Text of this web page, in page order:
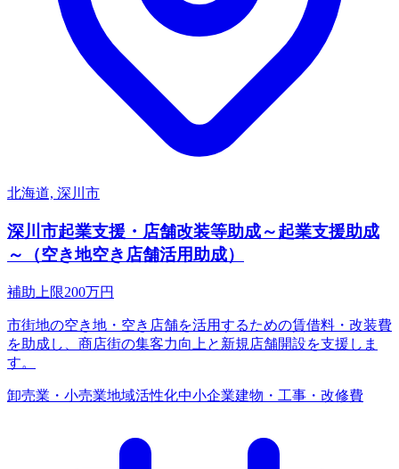
北海道, 深川市
深川市起業支援・店舗改装等助成～起業支援助成
～（空き地空き店舗活用助成）
補助上限200万円
市街地の空き地・空き店舗を活用するための賃借料・改装費
を助成し、商店街の集客力向上と新規店舗開設を支援しま
す。
卸売業・小売業地域活性化中小企業建物・工事・改修費